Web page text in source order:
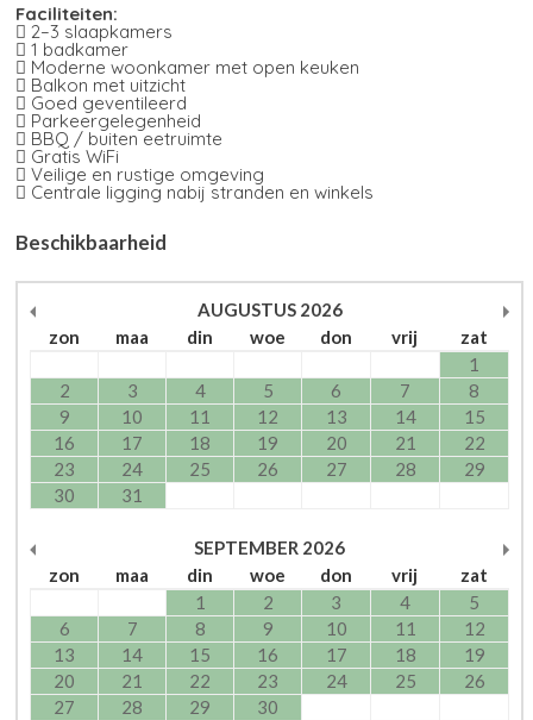
Faciliteiten:
 2–3 slaapkamers
 1 badkamer
 Moderne woonkamer met open keuken
 Balkon met uitzicht
 Goed geventileerd
 Parkeergelegenheid
 BBQ / buiten eetruimte
 Gratis WiFi
 Veilige en rustige omgeving
 Centrale ligging nabij stranden en winkels
Beschikbaarheid
AUGUSTUS 2026
zon
maa din woe don vrij
zat
1
2
3 4 5 6 7
8
9
10 11 12 13 14
15
16
17 18 19 20 21
22
23
24 25 26 27 28
29
30
31
SEPTEMBER 2026
zon
maa din woe don vrij
zat
1
2 3 4
5
6
7 8 9 10 11
12
13
14 15 16 17 18
19
20
21 22 23 24 25
26
27
28 29 30